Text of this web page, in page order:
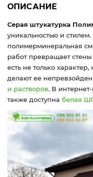
ОПИСАНИЕ
Серая штукатурка
уникальностью и
полимерминеральная
работ превращает
есть не только
делают ее
и растворов. В
также доступна белая